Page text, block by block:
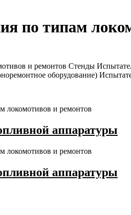
по типам
и ремонтов Стенды
оборудование)
локомотивов и ремонтов
аппаратуры
локомотивов и ремонтов
аппаратуры